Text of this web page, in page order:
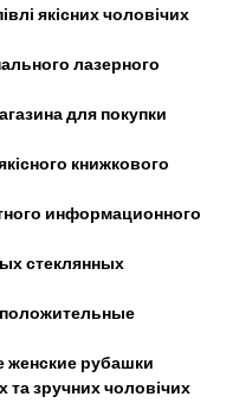
якісних чоловічих
лазерного
для покупки
книжкового
информационного
стеклянных
рубашки
та зручних чоловічих